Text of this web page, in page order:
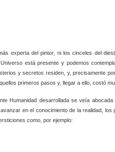
experta del pintor, ni los cinceles del
está presente y podemos
y secretos residen, y, precisamente
primeros pasos y, llegar a ello, costó
Humanidad desarrollada se veía
en el conocimiento de la realidad,
como, por ejemplo: